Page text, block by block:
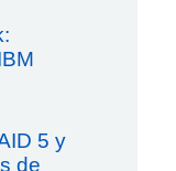
5 y
de